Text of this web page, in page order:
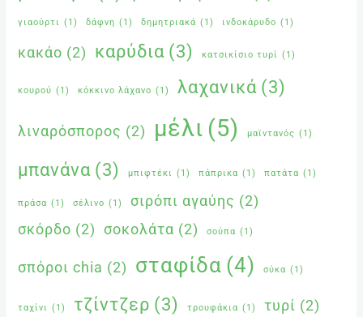
γιαούρτι (1) δάφνη (1) δημητριακά (1) ινδοκάρυδο (1)
κακάο (2) καρύδια (3) κατσικίσιο τυρί (1)
κουρού (1) κόκκινο λάχανο (1) λαχανικά (3)
λιναρόσπορος (2) μέλι (5) μαϊντανός (1)
μπανάνα (3) μπιφτέκι (1) πάπρικα (1) πατάτα (1)
πράσα (1) σέλινο (1) σιρόπι αγαύης (2)
σκόρδο (2) σοκολάτα (2) σούπα (1)
σπόροι chia (2) σταφίδα (4) σύκα (1)
ταχίνι (1) τζίντζερ (3) τρουφάκια (1) τυρί (2)